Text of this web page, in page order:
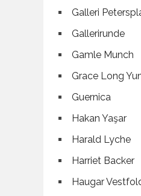
Galleri
Gallerirunde
Gamle Munch
Grace Long
Guernica
Hakan Yaşar
Harald Lyche
Harriet Backer
Haugar